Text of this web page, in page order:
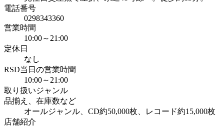
電話番号
0298343360
営業時間
10:00～21:00
定休日
なし
RSD当日の営業時間
10:00～21:00
取り扱いジャンル
品揃え、在庫数など
オールジャンル、CD約50,000枚、レコード約15,000枚
店舗紹介